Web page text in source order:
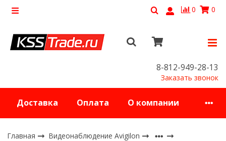
0 0
8-812-949-28-13
Заказать звонок
Доставка Оплата О компании
Главная Видеонаблюдение Avigilon